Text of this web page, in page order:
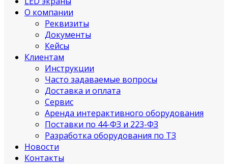
О компании
Реквизиты
Документы
Кейсы
Клиентам
Инструкции
Часто задаваемые вопросы
Доставка и оплата
Сервис
Аренда интерактивного оборудования
Поставки по 44-ФЗ и 223-ФЗ
Разработка оборудования по ТЗ
Новости
Контакты